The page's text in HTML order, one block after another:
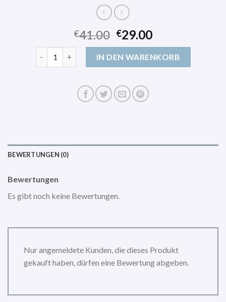
€41.00 €29.00
IN DEN WARENKORB
BEWERTUNGEN (0)
Bewertungen
Es gibt noch keine Bewertungen.
Nur angemeldete Kunden, die dieses Produkt
gekauft haben, dürfen eine Bewertung abgeben.